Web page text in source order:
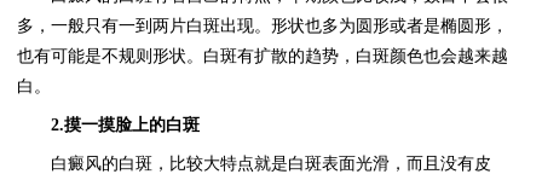
多，一般只有一到两片白斑出现。形状也多为圆形或者是椭圆形，
也有可能是不规则形状。白斑有扩散的趋势，白斑颜色也会越来越
白。
2.摸一摸脸上的白斑
白癜风的白斑，比较大特点就是白斑表面光滑，而且没有皮